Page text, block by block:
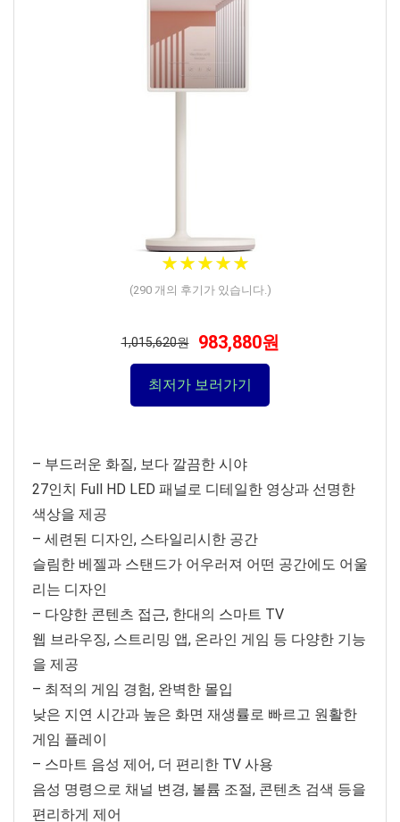
★★★★★
★★★★★
(290개의 후기가 있습니다.)
1,015,620원 983,880원
최저가 보러가기
– 부드러운 화질, 보다 깔끔한 시야
27인치 Full HD LED 패널로 디테일한 영상과 선명한
색상을 제공
– 세련된 디자인, 스타일리시한 공간
슬림한 베젤과 스탠드가 어우러져 어떤 공간에도 어울
리는 디자인
– 다양한 콘텐츠 접근, 한대의 스마트 TV
웹 브라우징, 스트리밍 앱, 온라인 게임 등 다양한 기능
을 제공
– 최적의 게임 경험, 완벽한 몰입
낮은 지연 시간과 높은 화면 재생률로 빠르고 원활한
게임 플레이
– 스마트 음성 제어, 더 편리한 TV 사용
음성 명령으로 채널 변경, 볼륨 조절, 콘텐츠 검색 등을
편리하게 제어